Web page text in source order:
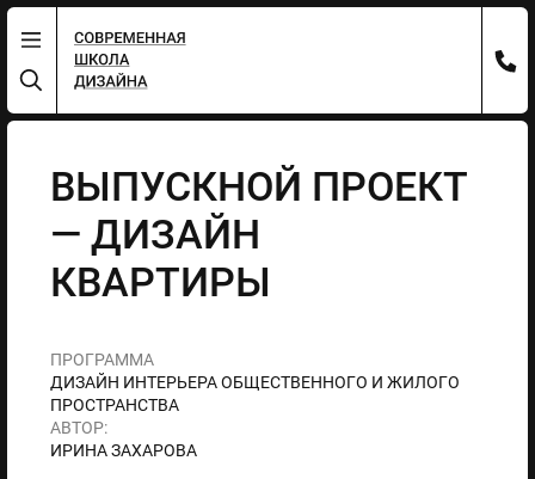
ВЫПУСКНОЙ ПРОЕКТ
— ДИЗАЙН
КВАРТИРЫ
ПРОГРАММА
ДИЗАЙН ИНТЕРЬЕРА ОБЩЕСТВЕННОГО И ЖИЛОГО
ПРОСТРАНСТВА
АВТОР:
ИРИНА ЗАХАРОВА